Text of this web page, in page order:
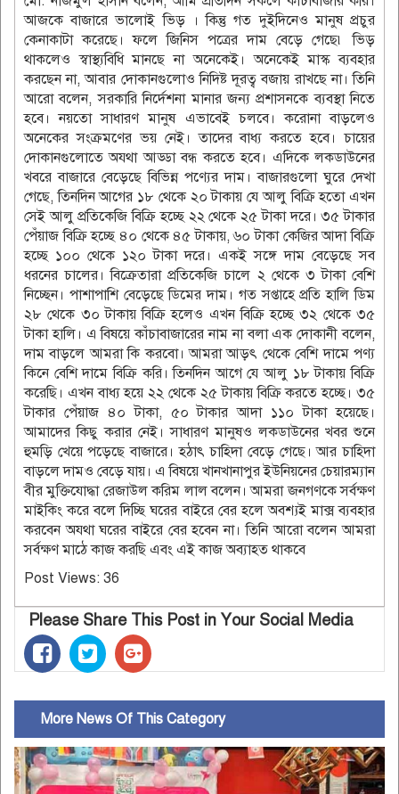
আজকে বাজারে ভালোই ভিড় । কিন্তু গত দুইদিনেও মানুষ প্রচুর
কেনাকাটা করেছে। ফলে জিনিস পত্রের দাম বেড়ে গেছে৷ ভিড়
থাকলেও স্বাস্থ্যবিধি মানছে না অনেকেই। অনেকেই মাস্ক ব্যবহার
করছেন না, আবার দোকানগুলোও নিদিষ্ট দূরত্ব বজায় রাখছে না। তিনি
আরো বলেন, সরকারি নির্দেশনা মানার জন্য প্রশাসনকে ব্যবস্থা নিতে
হবে। নয়তো সাধারণ মানুষ এভাবেই চলবে। করোনা বাড়লেও
অনেকের সংক্রমণের ভয় নেই। তাদের বাধ্য করতে হবে। চায়ের
দোকানগুলোতে অযথা আড্ডা বন্ধ করতে হবে। এদিকে লকডাউনের
খবরে বাজারে বেড়েছে বিভিন্ন পণ্যের দাম। বাজারগুলো ঘুরে দেখা
গেছে, তিনদিন আগের ১৮ থেকে ২০ টাকায় যে আলু বিক্রি হতো এখন
সেই আলু প্রতিকেজি বিক্রি হচ্ছে ২২ থেকে ২৫ টাকা দরে। ৩৫ টাকার
পেঁয়াজ বিক্রি হচ্ছে ৪০ থেকে ৪৫ টাকায়, ৬০ টাকা কেজির আদা বিক্রি
হচ্ছে ১০০ থেকে ১২০ টাকা দরে। একই সঙ্গে দাম বেড়েছে সব
ধরনের চালের। বিক্রেতারা প্রতিকেজি চালে ২ থেকে ৩ টাকা বেশি
নিচ্ছেন। পাশাপাশি বেড়েছে ডিমের দাম। গত সপ্তাহে প্রতি হালি ডিম
২৮ থেকে ৩০ টাকায় বিক্রি হলেও এখন বিক্রি হচ্ছে ৩২ থেকে ৩৫
টাকা হালি। এ বিষয়ে কাঁচাবাজারের নাম না বলা এক দোকানী বলেন,
দাম বাড়লে আমরা কি করবো। আমরা আড়ৎ থেকে বেশি দামে পণ্য
কিনে বেশি দামে বিক্রি করি। তিনদিন আগে যে আলু ১৮ টাকায় বিক্রি
করেছি। এখন বাধ্য হয়ে ২২ থেকে ২৫ টাকায় বিক্রি করতে হচ্ছে। ৩৫
টাকার পেঁয়াজ ৪০ টাকা, ৫০ টাকার আদা ১১০ টাকা হয়েছে।
আমাদের কিছু করার নেই। সাধারণ মানুষও লকডাউনের খবর শুনে
হুমড়ি খেয়ে পড়েছে বাজারে। হঠাৎ চাহিদা বেড়ে গেছে। আর চাহিদা
বাড়লে দামও বেড়ে যায়। এ বিষয়ে খানখানাপুর ইউনিয়নের চেয়ারম্যান
বীর মুক্তিযোদ্ধা রেজাউল করিম লাল বলেন। আমরা জনগণকে সর্বক্ষণ
মাইকিং করে বলে দিচ্ছি ঘরের বাইরে বের হলে অবশ্যই মাক্স ব্যবহার
করবেন অযথা ঘরের বাইরে বের হবেন না। তিনি আরো বলেন আমরা
সর্বক্ষণ মাঠে কাজ করছি এবং এই কাজ অব্যাহত থাকবে
Post Views: 36
Please Share This Post in Your Social Media
More News Of This Category